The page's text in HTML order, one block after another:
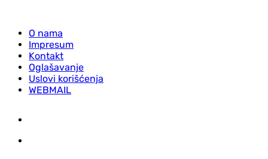
O nama
Impresum
Kontakt
Oglašavanje
Uslovi korišćenja
WEBMAIL